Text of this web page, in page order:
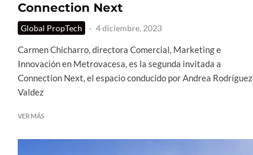
Connection Next
Global PropTech · 4 diciembre, 2023
Carmen Chicharro, directora Comercial, Marketing e
Innovación en Metrovacesa, es la segunda invitada a
Connection Next, el espacio conducido por Andrea Rodríguez
Valdez
VER MÁS